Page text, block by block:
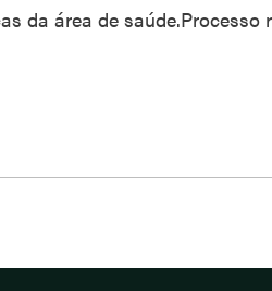
da área de saúde.Processo